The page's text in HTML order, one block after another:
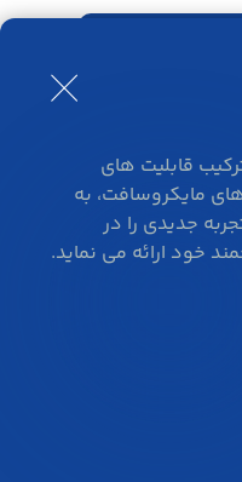
قابلیت های
مایکروسافت، به
جدیدی را در
خود ارائه می نماید.